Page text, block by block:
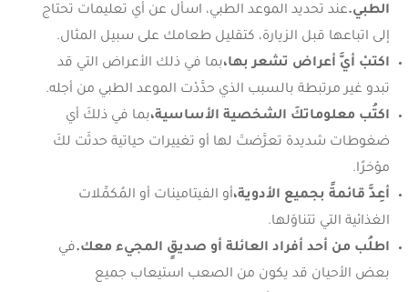
الطبي.عند تحديد الموعد الطبي، اسأل عن أي تعليمات تحتاج
إلى اتباعها قبل الزيارة، كتقليل طعامك على سبيل المثال.
اكتبْ أيَّ أعراض تشعر بها،بما في ذلك الأعراض التي قد
تبدو غير مرتبطة بالسبب الذي حدَّدْت الموعد الطبي من أجله.
اكتُب معلوماتكَ الشخصية الأساسية،بما في ذلكَ أي
ضغوطات شديدة تعرَّضتَ لها أو تغييرات حياتية حدثَت لكَ
مؤخرًا.
أعِدَّ قائمةً بجميع الأدوية،أو الفيتامينات أو المُكمِّلات
الغذائية التي تتناوَلها.
اطلُب من أحد أفراد العائلة أو صديقٍ المجيء معك.في
بعض الأحيان قد يكون من الصعب استيعاب جميع